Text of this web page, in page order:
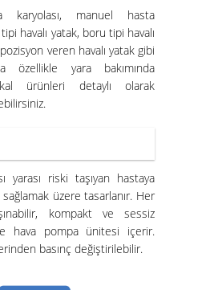
Yatak
karyolası, manuel hasta
havalı yatak, boru tipi havalı
veren havalı yatak gibi
özellikle yara bakımında
ürünleri detaylı olarak
yarası riski taşıyan hastaya
üzere tasarlanır. Her
kompakt ve sessiz
hava pompa ünitesi içerir.
basınç değiştirilebilir.